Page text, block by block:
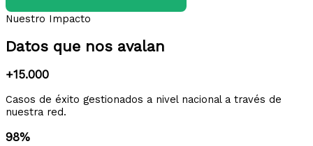
Nuestro Impacto
Datos que nos avalan
+15.000
Casos de éxito gestionados a nivel nacional a través de
nuestra red.
98%